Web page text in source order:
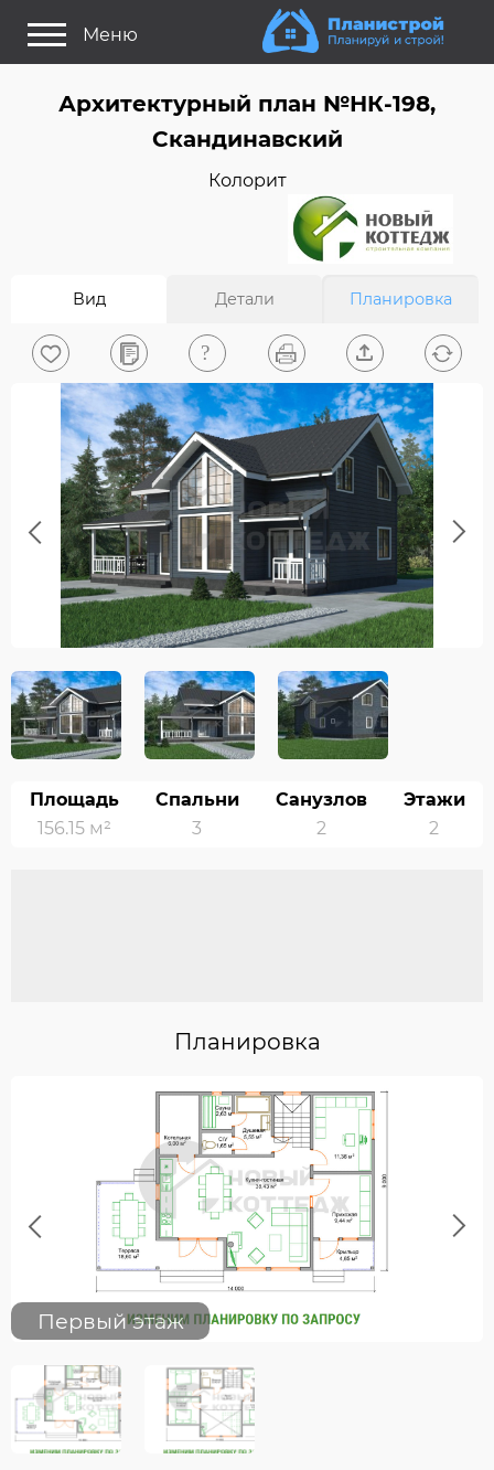
Меню
Как выбрать планировку?
Найти архитектора
На главную
0
Вход/Регистрация
Архитектурный план №НК-198,
Скандинавский
Колорит
Вид Детали Планировка
Previous Next
Площадь
156.15 м²
Спальни
3
Санузлов
2
Этажи
2
Планировка
Previous
Первый этаж
Next